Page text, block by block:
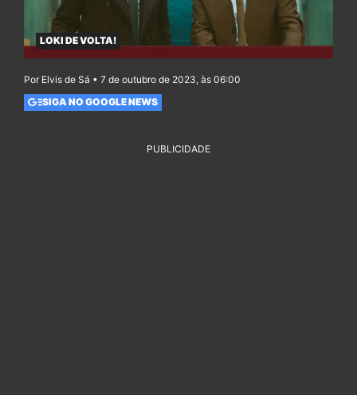
LOKI DE VOLTA!
Por Elvis de Sá • 7 de outubro de 2023, às 06:00
SIGA NO GOOGLE NEWS
PUBLICIDADE